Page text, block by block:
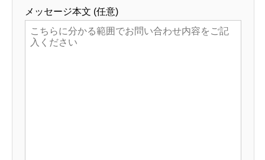
メッセージ本文 (任意)